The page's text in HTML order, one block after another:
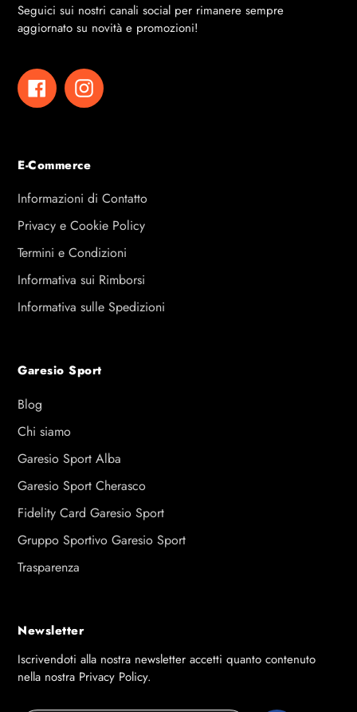
Seguici sui nostri canali social per rimanere sempre
aggiornato su novità e promozioni!
FacebookInstagram
E-Commerce
Informazioni di Contatto
Privacy e Cookie Policy
Termini e Condizioni
Informativa sui Rimborsi
Informativa sulle Spedizioni
Garesio Sport
Blog
Chi siamo
Garesio Sport Alba
Garesio Sport Cherasco
Fidelity Card Garesio Sport
Gruppo Sportivo Garesio Sport
Trasparenza
Newsletter
Iscrivendoti alla nostra newsletter accetti quanto contenuto
nella nostra Privacy Policy.